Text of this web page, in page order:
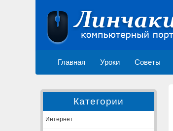
Главная Уроки Советы
Категории
Интернет